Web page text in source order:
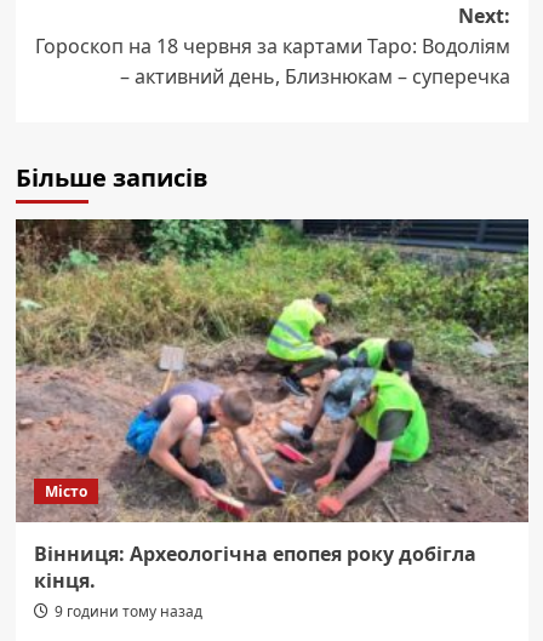
Next:
Гороскоп на 18 червня за картами Таро: Водоліям
– активний день, Близнюкам – суперечка
Більше записів
Місто
Вінниця: Археологічна епопея року добігла
кінця.
9 години тому назад